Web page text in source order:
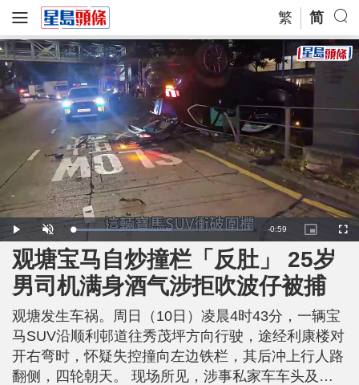
繁 简
P
l
a
y
U
n
m
u
t
L
o
d
e
d
:
5
5
4
7
%
R
m
n
i
-0:59
P
i
t
u
e
-
i
-
P
i
c
u
r
e
F
u
观塘宝马自炒撞栏「反肚」 25岁
男司机满身酒气涉拒吹波仔被捕
观塘发生车祸。周日（10日）凌晨4时43分，一辆宝
马SUV沿顺利邨道往秀茂坪方向行驶，途经利康楼对
开右弯时，怀疑失控撞向左边铁栏，其后冲上行人路
翻侧，四轮朝天。 现场所见，涉事私家车车头及车